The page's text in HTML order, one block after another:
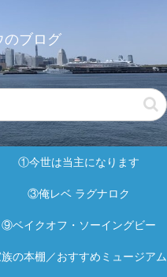
のブログ
①今世は当主になります
③俺レベ ラグナロク
⑨ベイクオフ・ソーイングビー
の本棚／おすすめミュージアム